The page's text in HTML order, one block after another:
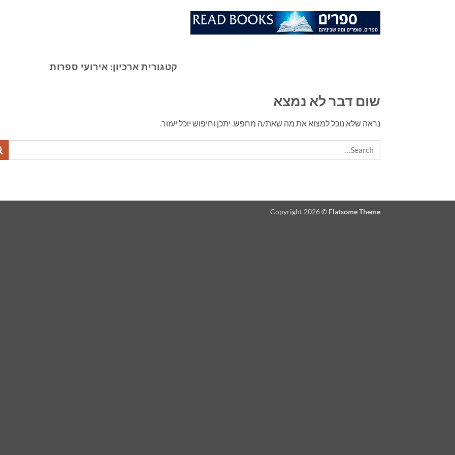
קטגורית ארכיון: אירועי ספרות
שום דבר לא נמצא
נראה שלא נוכל למצוא את מה שאת/ה מחפש. יתכן וחיפוש יוכל יעזור.
Copyright 2026 © Flatsome Theme